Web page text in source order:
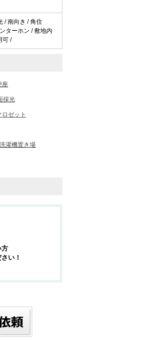
/ 南向き / 角住
ターホン / 敷地内
可 /
座
採光
ロゼット
濯機置き場
方
い！